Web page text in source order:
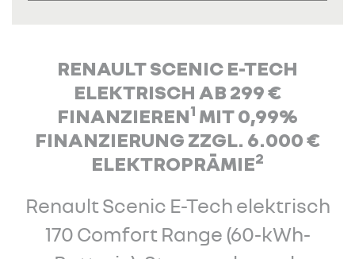
RENAULT SCENIC E-TECH
ELEKTRISCH AB 299 €
FINANZIEREN1 MIT 0,99%
FINANZIERUNG ZZGL. 6.000 €
ELEKTROPRÄMIE2
Renault Scenic E-Tech elektrisch
170 Comfort Range (60-kWh-